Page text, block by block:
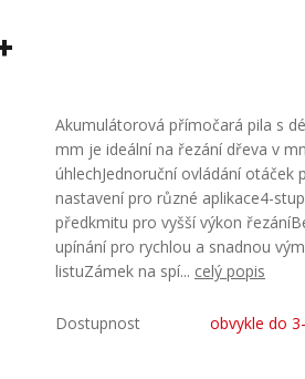
Akumulátorová přímočará pila s
mm je ideální na řezání dřeva v
úhlechJednoruční ovládání otáček
nastavení pro různé aplikace4-
předkmitu pro vyšší výkon
upínání pro rychlou a snadnou
listuZámek na spí... celý popis
Dostupnost obvykle do